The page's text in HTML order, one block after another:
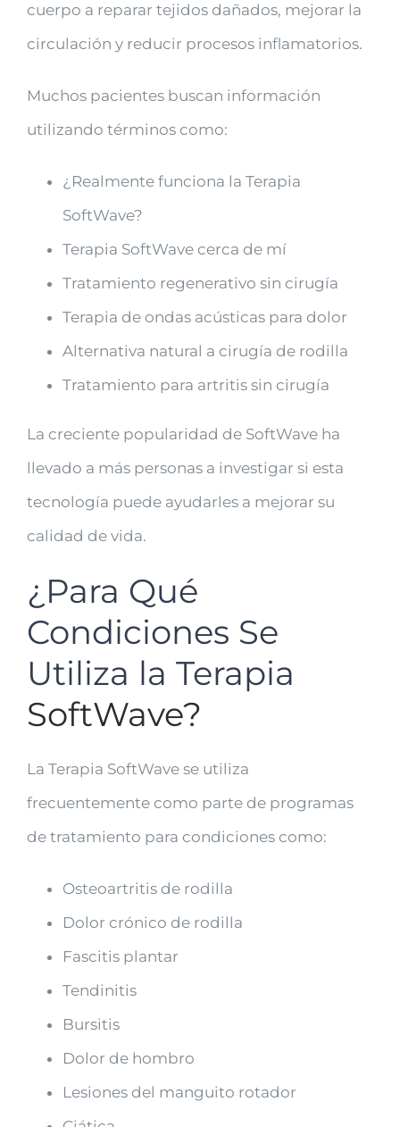
cuerpo a reparar tejidos dañados, mejorar la
circulación y reducir procesos inflamatorios.
Muchos pacientes buscan información
utilizando términos como:
¿Realmente funciona la Terapia
SoftWave?
Terapia SoftWave cerca de mí
Tratamiento regenerativo sin cirugía
Terapia de ondas acústicas para dolor
Alternativa natural a cirugía de rodilla
Tratamiento para artritis sin cirugía
La creciente popularidad de SoftWave ha
llevado a más personas a investigar si esta
tecnología puede ayudarles a mejorar su
calidad de vida.
¿Para Qué
Condiciones Se
Utiliza la Terapia
SoftWave?
La Terapia SoftWave se utiliza
frecuentemente como parte de programas
de tratamiento para condiciones como:
Osteoartritis de rodilla
Dolor crónico de rodilla
Fascitis plantar
Tendinitis
Bursitis
Dolor de hombro
Lesiones del manguito rotador